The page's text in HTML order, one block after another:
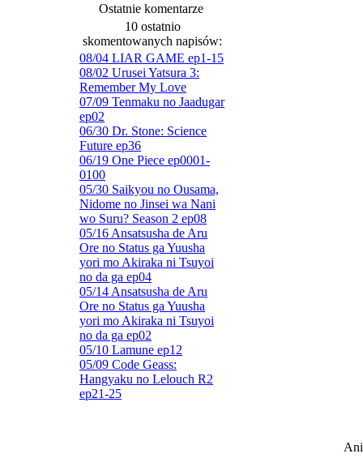
Ostatnie komentarze
10 ostatnio
skomentowanych napisów:
08/04 LIAR GAME ep1-15
08/02 Urusei Yatsura 3:
Remember My Love
07/09 Tenmaku no Jaadugar
ep02
06/30 Dr. Stone: Science
Future ep36
06/19 One Piece ep0001-
0100
05/30 Saikyou no Ousama,
Nidome no Jinsei wa Nani
wo Suru? Season 2 ep08
05/16 Ansatsusha de Aru
Ore no Status ga Yuusha
yori mo Akiraka ni Tsuyoi
no da ga ep04
05/14 Ansatsusha de Aru
Ore no Status ga Yuusha
yori mo Akiraka ni Tsuyoi
no da ga ep02
05/10 Lamune ep12
05/09 Code Geass:
Hangyaku no Lelouch R2
ep21-25